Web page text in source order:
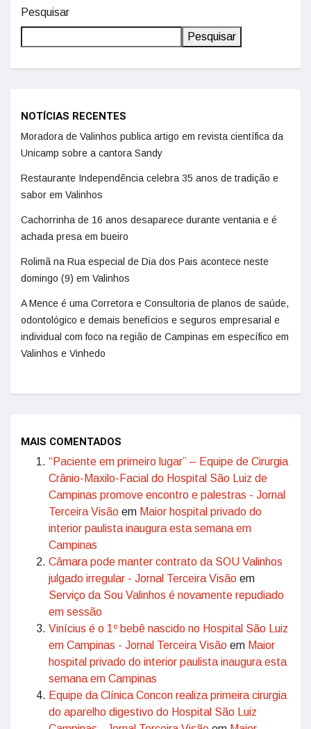
Pesquisar
Pesquisar
NOTÍCIAS RECENTES
Moradora de Valinhos publica artigo em revista científica da
Unicamp sobre a cantora Sandy
Restaurante Independência celebra 35 anos de tradição e
sabor em Valinhos
Cachorrinha de 16 anos desaparece durante ventania e é
achada presa em bueiro
Rolimã na Rua especial de Dia dos Pais acontece neste
domingo (9) em Valinhos
A Mence é uma Corretora e Consultoria de planos de saúde,
odontológico e demais benefícios e seguros empresarial e
individual com foco na região de Campinas em específico em
Valinhos e Vinhedo
MAIS COMENTADOS
“Paciente em primeiro lugar” – Equipe de Cirurgia
Crânio-Maxilo-Facial do Hospital São Luiz de
Campinas promove encontro e palestras - Jornal
Terceira Visão em Maior hospital privado do
interior paulista inaugura esta semana em
Campinas
Câmara pode manter contrato da SOU Valinhos
julgado irregular - Jornal Terceira Visão em
Serviço da Sou Valinhos é novamente repudiado
em sessão
Vinícius é o 1º bebê nascido no Hospital São Luiz
em Campinas - Jornal Terceira Visão em Maior
hospital privado do interior paulista inaugura esta
semana em Campinas
Equipe da Clínica Concon realiza primeira cirurgia
do aparelho digestivo do Hospital São Luiz